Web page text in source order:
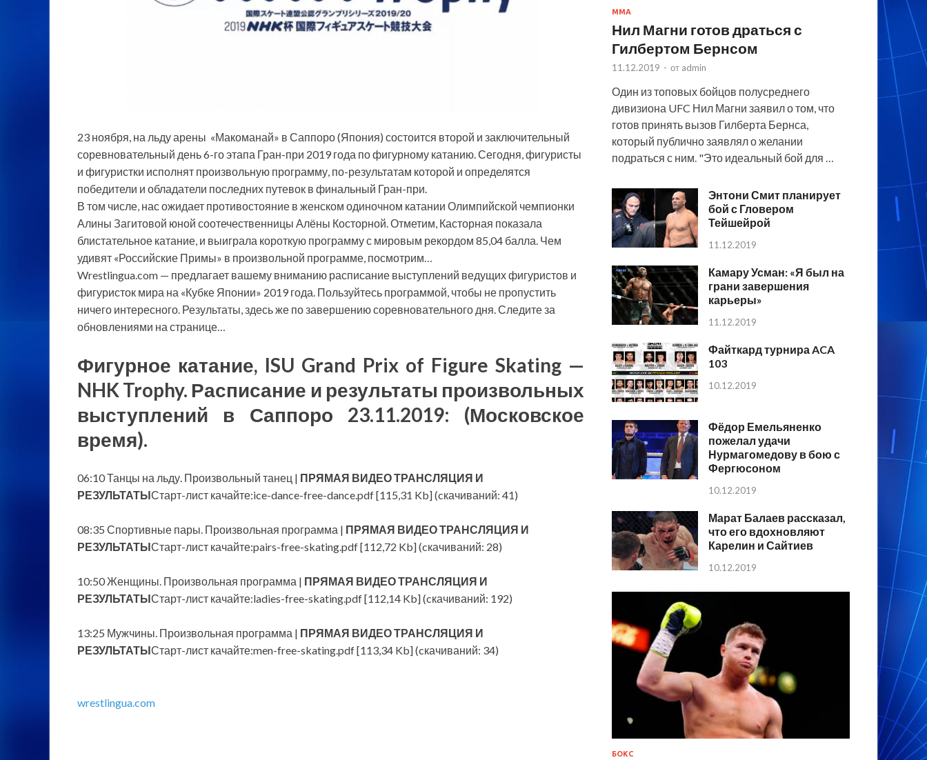
23 ноября, на льду арены «Макоманай» в Саппоро (Япония) состоится второй и заключительный
соревновательный день 6-го этапа Гран-при 2019 года по фигурному катанию. Сегодня, фигуристы
и фигуристки исполнят произвольную программу, по-результатам которой и определятся
победители и обладатели последних путевок в финальный Гран-при.
В том числе, нас ожидает противостояние в женском одиночном катании Олимпийской чемпионки
Алины Загитовой юной соотечественницы Алёны Косторной. Отметим, Касторная показала
блистательное катание, и выиграла короткую программу с мировым рекордом 85,04 балла. Чем
удивят «Российские Примы» в произвольной программе, посмотрим…
Wrestlingua.com — предлагает вашему вниманию расписание выступлений ведущих фигуристов и
фигуристок мира на «Кубке Японии» 2019 года. Пользуйтесь программой, чтобы не пропустить
ничего интересного. Результаты, здесь же по завершению соревновательного дня. Следите за
обновлениями на странице…
Фигурное катание, ISU Grand Prix of Figure Skating —
NHK Trophy. Расписание и результаты произвольных
выступлений в Саппоро 23.11.2019: (Московское
время).
06:10 Танцы на льду. Произвольный танец | ПРЯМАЯ ВИДЕО ТРАНСЛЯЦИЯ И
РЕЗУЛЬТАТЫСтарт-лист качайте:ice-dance-free-dance.pdf [115,31 Kb] (cкачиваний: 41)
08:35 Спортивные пары. Произвольная программа | ПРЯМАЯ ВИДЕО ТРАНСЛЯЦИЯ И
РЕЗУЛЬТАТЫСтарт-лист качайте:pairs-free-skating.pdf [112,72 Kb] (cкачиваний: 28)
10:50 Женщины. Произвольная программа | ПРЯМАЯ ВИДЕО ТРАНСЛЯЦИЯ И
РЕЗУЛЬТАТЫСтарт-лист качайте:ladies-free-skating.pdf [112,14 Kb] (cкачиваний: 192)
13:25 Мужчины. Произвольная программа | ПРЯМАЯ ВИДЕО ТРАНСЛЯЦИЯ И
РЕЗУЛЬТАТЫСтарт-лист качайте:men-free-skating.pdf [113,34 Kb] (cкачиваний: 34)
wrestlingua.com
MMA
Нил Магни готов драться с
Гилбертом Бернсом
11.12.2019 - от admin
Один из топовых бойцов полусреднего
дивизиона UFC Нил Магни заявил о том, что
готов принять вызов Гилберта Бернса,
который публично заявлял о желании
подраться с ним. "Это идеальный бой для …
Энтони Смит планирует
бой с Гловером
Тейшейрой
11.12.2019
Камару Усман: «Я был на
грани завершения
карьеры»
11.12.2019
Файткард турнира ACA
103
10.12.2019
Фёдор Емельяненко
пожелал удачи
Нурмагомедову в бою с
Фергюсоном
10.12.2019
Марат Балаев рассказал,
что его вдохновляют
Карелин и Сайтиев
10.12.2019
БОКС